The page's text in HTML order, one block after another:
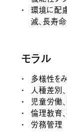
製品情報
ウェルネス
環境に配
減、長寿命
モラル
多様性を
人種差別、
児童労働
倫理教育
労務管理